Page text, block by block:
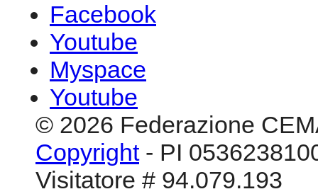
Facebook
Youtube
Myspace
Youtube
© 2026 Federazione
Copyright- PI
Visitatore # 94.079.193